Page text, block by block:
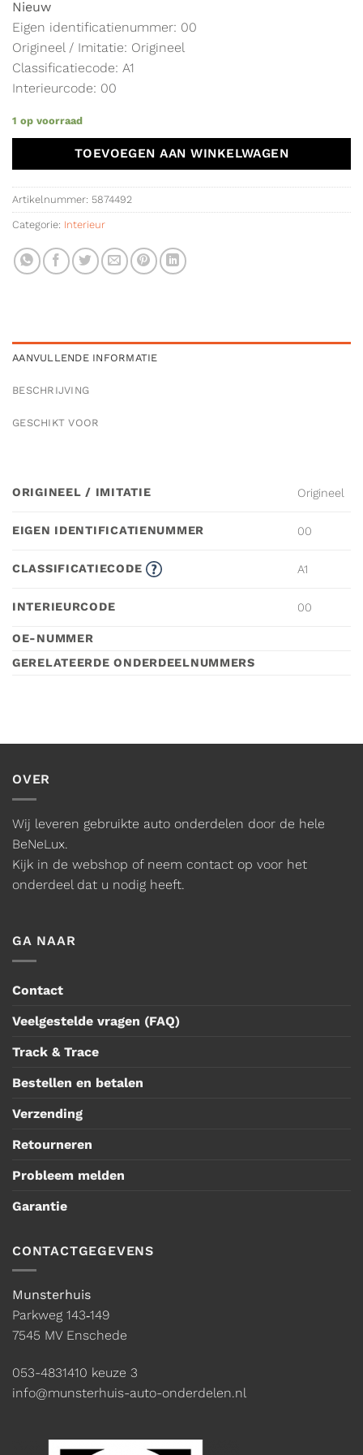
Nieuw
Eigen identificatienummer: 00
Origineel / Imitatie: Origineel
Classificatiecode: A1
Interieurcode: 00
1 op voorraad
TOEVOEGEN AAN WINKELWAGEN
Artikelnummer: 5874492
Categorie: Interieur
AANVULLENDE INFORMATIE
BESCHRIJVING
GESCHIKT VOOR
ORIGINEEL / IMITATIE Origineel
EIGEN IDENTIFICATIENUMMER 00
CLASSIFICATIECODE A1
INTERIEURCODE 00
OE-NUMMER
GERELATEERDE ONDERDEELNUMMERS
OVER
Wij leveren gebruikte auto onderdelen door de hele
BeNeLux.
Kijk in de webshop of neem contact op voor het
onderdeel dat u nodig heeft.
GA NAAR
Contact
Veelgestelde vragen (FAQ)
Track & Trace
Bestellen en betalen
Verzending
Retourneren
Probleem melden
Garantie
CONTACTGEGEVENS
Munsterhuis
Parkweg 143‑149
7545 MV Enschede
053-4831410 keuze 3
info@munsterhuis-auto-onderdelen.nl